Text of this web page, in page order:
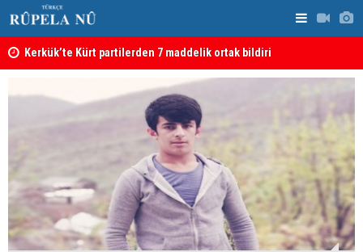
Kerkük’te Kürt partilerden 7 maddelik ortak bildiri